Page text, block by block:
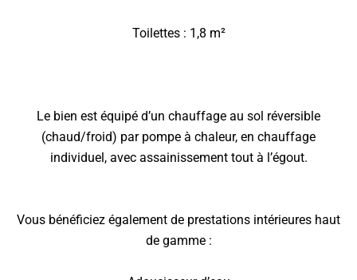
Toilettes : 1,8 m²
Le bien est équipé d’un chauffage au sol réversible
(chaud/froid) par pompe à chaleur, en chauffage
individuel, avec assainissement tout à l’égout.
Vous bénéficiez également de prestations intérieures haut
de gamme :